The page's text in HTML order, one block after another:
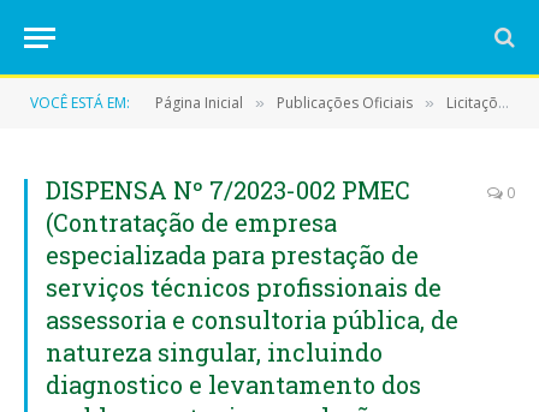
VOCÊ ESTÁ EM: Página Inicial » Publicações Oficiais » Licitações
DISPENSA Nº 7/2023-002 PMEC
(Contratação de empresa
especializada para prestação de
serviços técnicos profissionais de
assessoria e consultoria pública, de
natureza singular, incluindo
diagnostico e levantamento dos
0